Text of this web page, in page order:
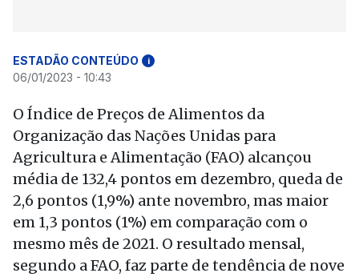
ESTADÃO CONTEÚDO i
06/01/2023 - 10:43
O Índice de Preços de Alimentos da
Organização das Nações Unidas para
Agricultura e Alimentação (FAO) alcançou
média de 132,4 pontos em dezembro, queda de
2,6 pontos (1,9%) ante novembro, mas maior
em 1,3 pontos (1%) em comparação com o
mesmo mês de 2021. O resultado mensal,
segundo a FAO, faz parte de tendência de nove